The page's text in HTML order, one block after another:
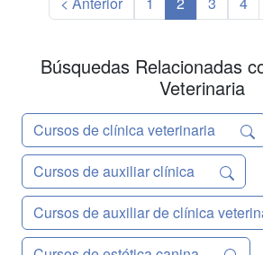
Búsquedas Relacionadas
Veterinaria
Cursos de clínica veterinaria
Cursos de auxiliar clínica
Cursos de auxiliar de clínica